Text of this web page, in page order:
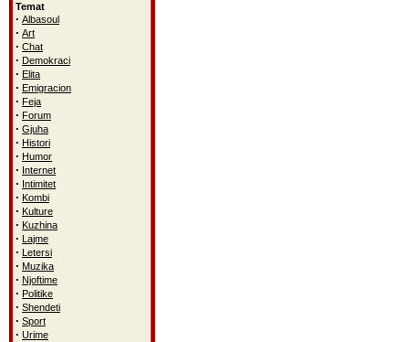
Temat
· Albasoul
· Art
· Chat
· Demokraci
· Elita
· Emigracion
· Feja
· Forum
· Gjuha
· Histori
· Humor
· Internet
· Intimitet
· Kombi
· Kulture
· Kuzhina
· Lajme
· Letersi
· Muzika
· Njoftime
· Politike
· Shendeti
· Sport
· Urime